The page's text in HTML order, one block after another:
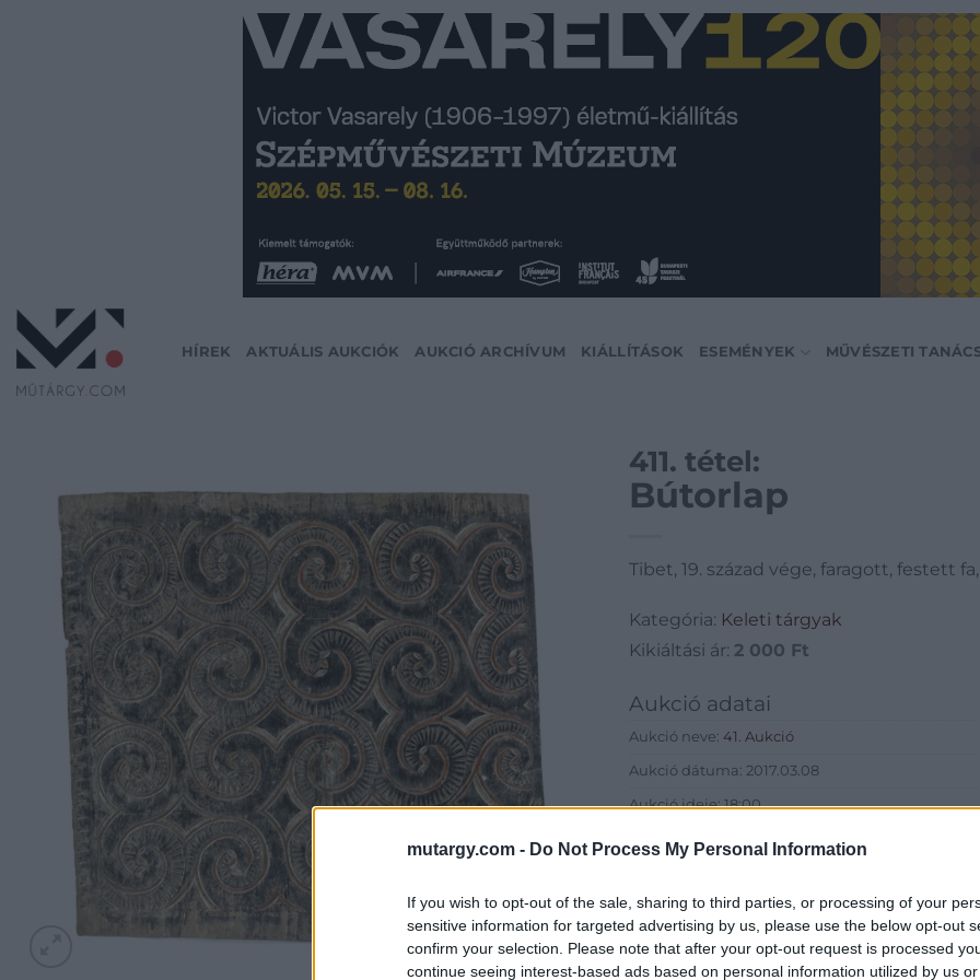
mutargy.com - Do Not Process My Personal Information
If you wish to opt-out of the sale, sharing to third parties, or processing of your
sensitive information for targeted advertising by us, please use the below opt-out
confirm your selection. Please note that after your opt-out request is processed
continue seeing interest-based ads based on personal information utilized by us
HÍREK AKTUÁLIS AUKCIÓK AUKCIÓ ARCHÍVUM KIÁLLÍTÁSOK ESEMÉNYEK MŰVÉSZETI
411. tétel:
Bútorlap
Tibet, 19. század vége, faragott, festett
Kategória: Keleti tárgyak
Kikiáltási ár: 2 000 Ft
Aukció adatai
Aukció neve: 41. Aukció
Aukció dátuma: 2017.03.08
Aukció ideje: 18:00
Eladó adatai
Eladó: